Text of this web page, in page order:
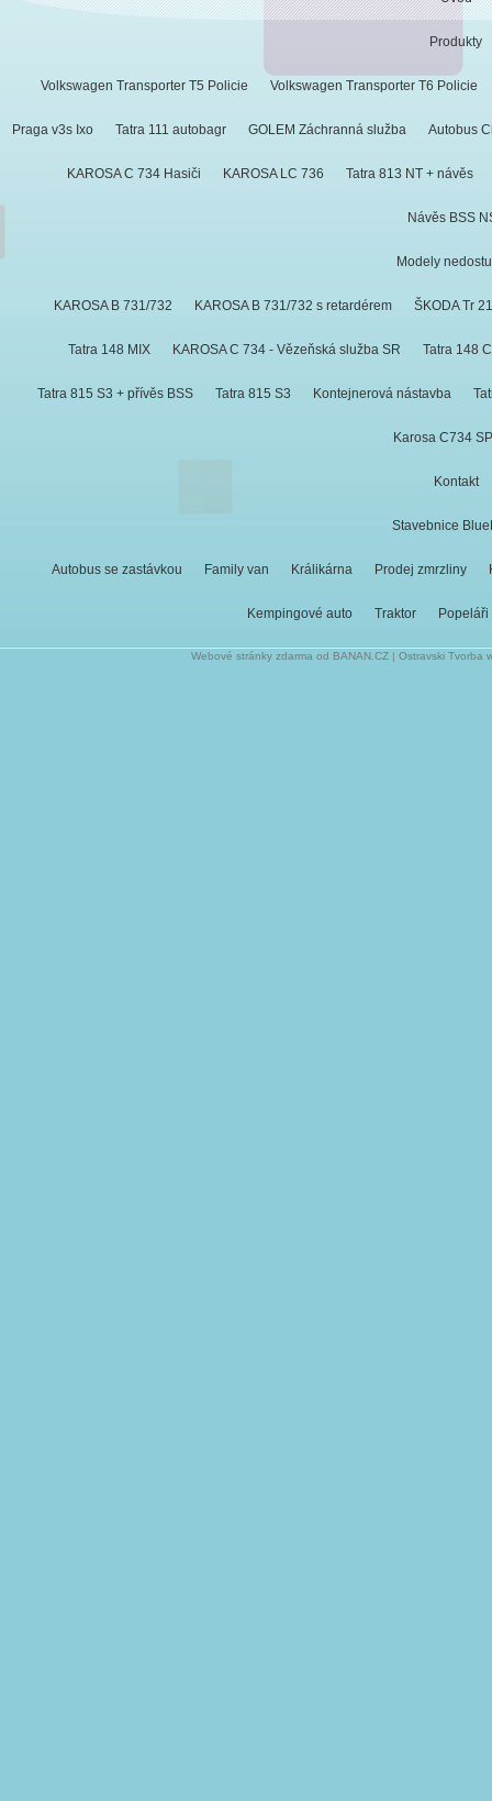
Produkty
Volkswagen Transporter T5 Policie Volkswagen Transporter T6 Policie
Praga v3s Ixo Tatra 111 autobagr GOLEM Záchranná služba Autobus
KAROSA C 734 Hasiči KAROSA LC 736 Tatra 813 NT + návěs
Návěs BSS
Modely
KAROSA B 731/732 KAROSA B 731/732 s retardérem ŠKODA Tr 21
Tatra 148 MIX KAROSA C 734 - Vězeňská služba SR Tatra 148
Tatra 815 S3 + přívěs BSS Tatra 815 S3 Kontejnerová nástavba
Karosa C734
Kontakt
Stavebnice
Autobus se zastávkou Family van Králikárna Prodej zmrzliny
Kempingové auto Traktor Popeláři
Webové stránky zdarma od BANAN.CZ| Ostravski Tvorba